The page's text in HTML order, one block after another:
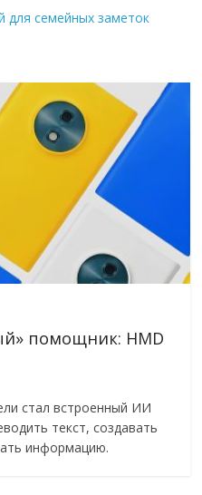
для семейных заметок
помощник: HMD
стал встроенный ИИ
текст, создавать
информацию.